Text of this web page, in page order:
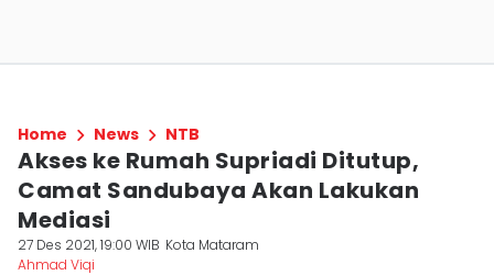
Home News NTB
Akses ke Rumah Supriadi Ditutup,
Camat Sandubaya Akan Lakukan
Mediasi
27 Des 2021, 19:00 WIB Kota Mataram
Ahmad Viqi